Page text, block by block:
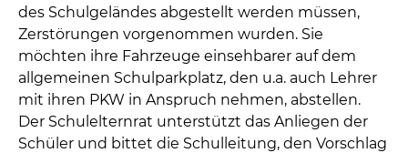
des Schulgeländes abgestellt werden müssen,
Zerstörungen vorgenommen wurden. Sie
möchten ihre Fahrzeuge einsehbarer auf dem
allgemeinen Schulparkplatz, den u.a. auch Lehrer
mit ihren PKW in Anspruch nehmen, abstellen.
Der Schulelternrat unterstützt das Anliegen der
Schüler und bittet die Schulleitung, den Vorschlag